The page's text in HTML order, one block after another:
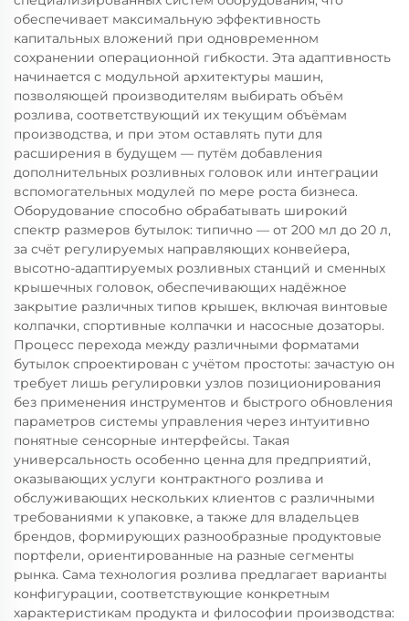
обеспечивает максимальную эффективность
капитальных вложений при одновременном
сохранении операционной гибкости. Эта адаптивность
начинается с модульной архитектуры машин,
позволяющей производителям выбирать объём
розлива, соответствующий их текущим объёмам
производства, и при этом оставлять пути для
расширения в будущем — путём добавления
дополнительных розливных головок или интеграции
вспомогательных модулей по мере роста бизнеса.
Оборудование способно обрабатывать широкий
спектр размеров бутылок: типично — от 200 мл до 20 л,
за счёт регулируемых направляющих конвейера,
высотно-адаптируемых розливных станций и сменных
крышечных головок, обеспечивающих надёжное
закрытие различных типов крышек, включая винтовые
колпачки, спортивные колпачки и насосные дозаторы.
Процесс перехода между различными форматами
бутылок спроектирован с учётом простоты: зачастую он
требует лишь регулировки узлов позиционирования
без применения инструментов и быстрого обновления
параметров системы управления через интуитивно
понятные сенсорные интерфейсы. Такая
универсальность особенно ценна для предприятий,
оказывающих услуги контрактного розлива и
обслуживающих нескольких клиентов с различными
требованиями к упаковке, а также для владельцев
брендов, формирующих разнообразные продуктовые
портфели, ориентированные на разные сегменты
рынка. Сама технология розлива предлагает варианты
конфигурации, соответствующие конкретным
характеристикам продукта и философии производства: